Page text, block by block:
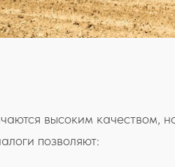
высоким качеством,
позволяют: